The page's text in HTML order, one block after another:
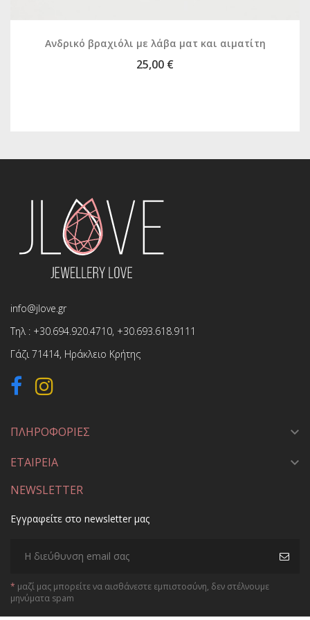
Ανδρικό βραχιόλι με λάβα ματ και αιματίτη
25,00 €
info@jlove.gr
Τηλ : +30.694.920.4710, +30.693.618.9111
Γάζι 71414, Ηράκλειο Κρήτης
ΠΛΗΡΟΦΟΡΙΕΣ 
ΕΤΑΙΡΕΙΑ 
NEWSLETTER
Εγγραφείτε στο newsletter μας
* μαζί μας μπορείτε να αισθάνεστε εμπιστοσύνη, δεν στέλνουμε
μηνύματα spam